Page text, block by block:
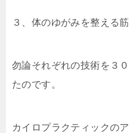
３、体のゆがみを整える
勿論それぞれの技術を３
たのです。
カイロプラクティックの